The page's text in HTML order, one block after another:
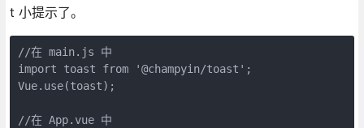
t 小提示了。
//在 main.js 中
import toast from '@champyin/toast';
Vue.use(toast);
//在 App.vue 中